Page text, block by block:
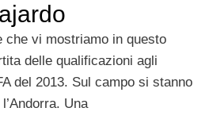
che vi mostriamo in questo
delle qualificazioni agli
del 2013. Sul campo si stanno
Una